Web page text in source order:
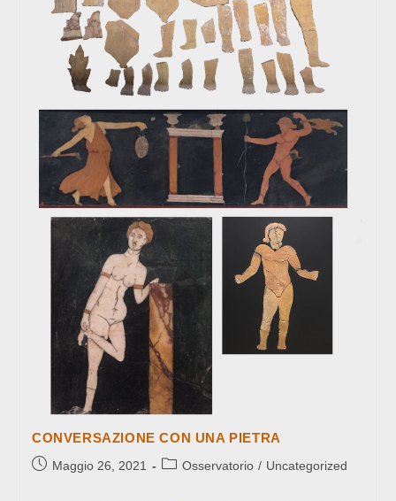
CONVERSAZIONE CON UNA PIETRA
ArticoloMaggio 26, 2021
Categoria
Osservatorio / Uncategorized